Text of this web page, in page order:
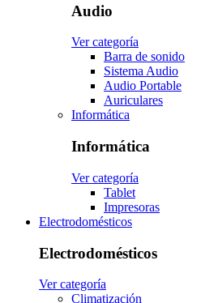
Audio
Ver categoría
Barra de sonido
Sistema Audio
Audio Portable
Auriculares
Informática
Informática
Ver categoría
Tablet
Impresoras
Electrodomésticos
Electrodomésticos
Ver categoría
Climatización